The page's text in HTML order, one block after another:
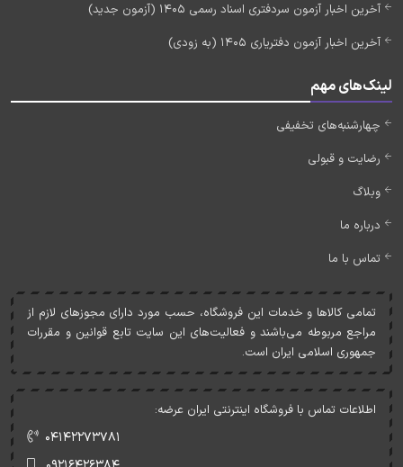
آخرین اخبار آزمون سردفتری اسناد رسمی 1405 (آزمون جدید)
آخرین اخبار آزمون دفتریاری 1405 (به زودی)
لینک‌های مهم
چهارشنبه‌های تخفیفی
رضایت و قبولی
وبلاگ
درباره ما
تماس با ما
تمامی کالاها و خدمات اين فروشگاه، حسب مورد دارای مجوزهای لازم از
مراجع مربوطه می‌باشند و فعاليت‌های اين سايت تابع قوانين و مقررات
جمهوری اسلامی ايران است.
اطلاعات تماس با فروشگاه اینترنتی ایران عرضه:
۰۴۱۴۲۲۷۳۷۸۱